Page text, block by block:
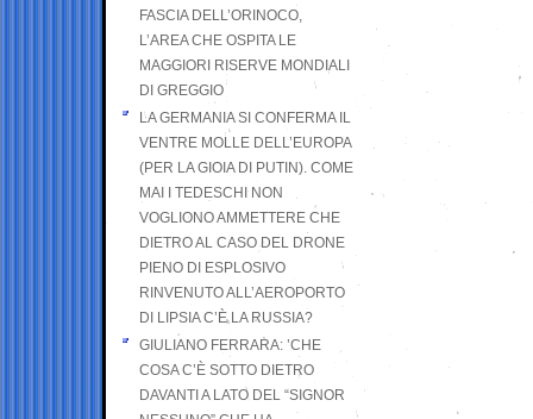
FASCIA DELL’ORINOCO,
L’AREA CHE OSPITA LE
MAGGIORI RISERVE MONDIALI
DI GREGGIO
LA GERMANIA SI CONFERMA IL
VENTRE MOLLE DELL’EUROPA
(PER LA GIOIA DI PUTIN). COME
MAI I TEDESCHI NON
VOGLIONO AMMETTERE CHE
DIETRO AL CASO DEL DRONE
PIENO DI ESPLOSIVO
RINVENUTO ALL’AEROPORTO
DI LIPSIA C’È LA RUSSIA?
GIULIANO FERRARA: ’CHE
COSA C’È SOTTO DIETRO
DAVANTI A LATO DEL “SIGNOR